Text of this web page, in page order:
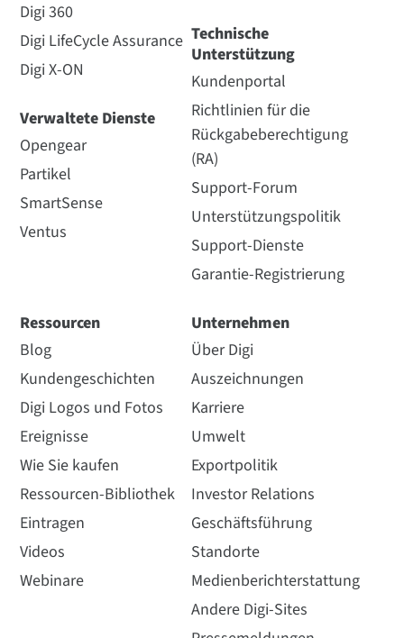
Digi 360
Digi LifeCycle Assurance
Digi X-ON
Verwaltete Dienste
Opengear
Partikel
SmartSense
Ventus
Technische
Unterstützung
Kundenportal
Richtlinien für die
Rückgabeberechtigung
(RA)
Support-Forum
Unterstützungspolitik
Support-Dienste
Garantie-Registrierung
Ressourcen
Blog
Kundengeschichten
Digi Logos und Fotos
Ereignisse
Wie Sie kaufen
Ressourcen-Bibliothek
Eintragen
Videos
Webinare
Unternehmen
Über Digi
Auszeichnungen
Karriere
Umwelt
Exportpolitik
Investor Relations
Geschäftsführung
Standorte
Medienberichterstattung
Andere Digi-Sites